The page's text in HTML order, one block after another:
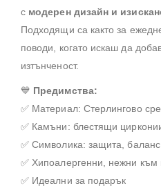
с модерен дизайн и
Подходящи са както за
поводи, когато искаш да
изтънченост.
💙 Предимства:
✅ Материал: Стерлингово
✅ Камъни: блестящи
✅ Символика: защита,
✅ Хипоалергенни, нежни към
✅ Идеални за подарък